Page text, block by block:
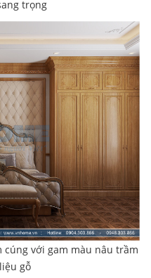
trọng
cúng với gam màu nâu trầm
gỗ